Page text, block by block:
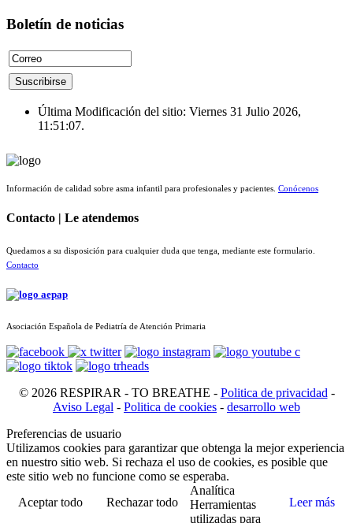
Boletín de noticias
Última Modificación del sitio: Viernes 31 Julio 2026,
11:51:07.
Información de calidad sobre asma infantil para profesionales y pacientes. Conócenos
Contacto | Le atendemos
Quedamos a su disposición para cualquier duda que tenga, mediante este formulario.
Contacto
Asociación Española de Pediatría de Atención Primaria
© 2026 RESPIRAR - TO BREATHE - Politica de privacidad -
Aviso Legal - Politica de cookies - desarrollo web
Preferencias de usuario
Utilizamos cookies para garantizar que obtenga la mejor experiencia
en nuestro sitio web. Si rechaza el uso de cookies, es posible que
este sitio web no funcione como se esperaba.
Aceptar todo
Rechazar todo Leer más
Analítica
Herramientas
utilizadas para